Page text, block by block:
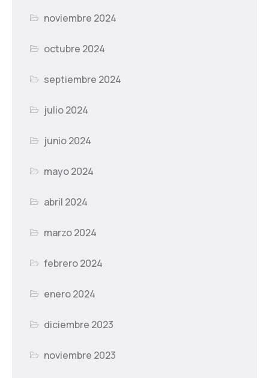
noviembre 2024
octubre 2024
septiembre 2024
julio 2024
junio 2024
mayo 2024
abril 2024
marzo 2024
febrero 2024
enero 2024
diciembre 2023
noviembre 2023